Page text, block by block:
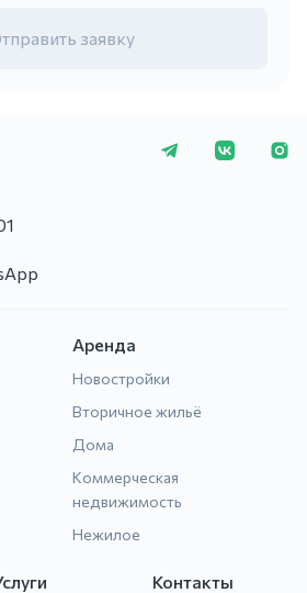
заявку
+7 (423) 275-
Аренда
Новостройки
Вторичное жильё
Дома
Коммерческая
недвижимость
Нежилое
Контакты